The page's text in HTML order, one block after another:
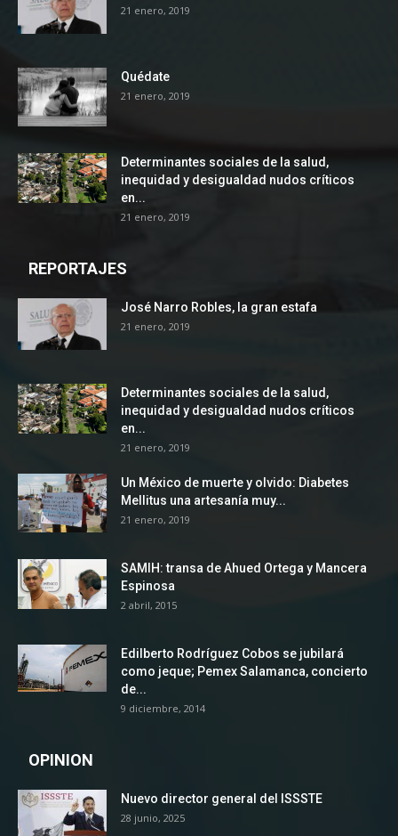
21 enero, 2019
Quédate
21 enero, 2019
Determinantes sociales de la salud,
inequidad y desigualdad nudos críticos
en...
21 enero, 2019
REPORTAJES
José Narro Robles, la gran estafa
21 enero, 2019
Determinantes sociales de la salud,
inequidad y desigualdad nudos críticos
en...
21 enero, 2019
Un México de muerte y olvido: Diabetes
Mellitus una artesanía muy...
21 enero, 2019
SAMIH: transa de Ahued Ortega y Mancera
Espinosa
2 abril, 2015
Edilberto Rodríguez Cobos se jubilará
como jeque; Pemex Salamanca, concierto
de...
9 diciembre, 2014
OPINION
Nuevo director general del ISSSTE
28 junio, 2025